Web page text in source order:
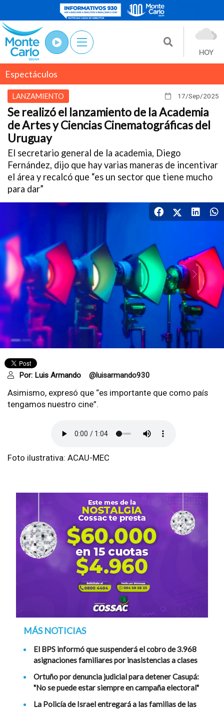
HOY
Espectáculos
17/Sep/2025
LANZAMIENTO
Se realizó el lanzamiento de la Academia
de Artes y Ciencias Cinematográficas del
Uruguay
El secretario general de la academia, Diego
Fernández, dijo que hay varias maneras de incentivar
el área y recalcó que “es un sector que tiene mucho
para dar”
Por: Luis Armando @luisarmando930
Asimismo, expresó que “es importante que como país
tengamos nuestro cine”.
Foto ilustrativa: ACAU-MEC
MÁS NOTICIAS
El BPS informó que suspenderá el cobro de 3.968
asignaciones familiares por inasistencias a clases
Ortuño por denuncia judicial para detener Casupá:
"No se puede estar siempre en campaña electoral"
La Policía de Israel entregará a las familias de las